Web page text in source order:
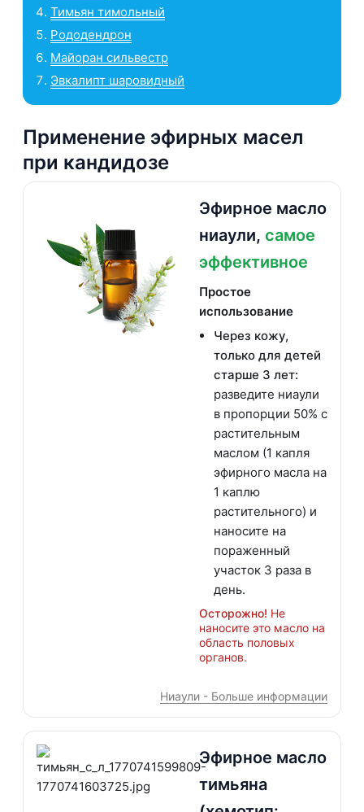
Тимьян тимольный
Рододендрон
Майоран сильвестр
Эвкалипт шаровидный
Применение эфирных масел
при кандидозе
Эфирное масло
ниаули, самое
эффективное
Простое
использование
Через кожу,
только для детей
старше 3 лет:
разведите ниаули
в пропорции 50% с
растительным
маслом (1 капля
эфирного масла на
1 каплю
растительного) и
наносите на
пораженный
участок 3 раза в
день.
Осторожно! Не
наносите это масло на
область половых
органов.
Ниаули - Больше информации
Эфирное масло
тимьяна